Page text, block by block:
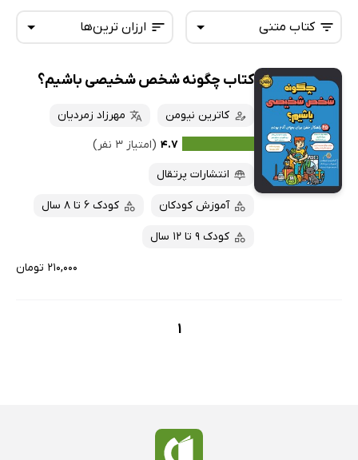
ارزان ترین‌ها
تازه‌ها
داغ‌ترین‌ها
پرفروش‌ها
پربحث‌ها
ارزان ترین‌ها
کتاب متنی
همه کتاب‌ها
کتاب‌های صوتی
کتاب‌های متنی
کتاب چگونه شخص شخیصی باشیم؟
کاترین نیومن
مهرزاد زمردیان
۴.۷ (امتیاز ۳ نفر)
انتشارات پرتقال
آموزش کودکان کودک 6 تا 8 سال
کودک 9 تا 12 سال
۲۱۰,۰۰۰ تومان
1